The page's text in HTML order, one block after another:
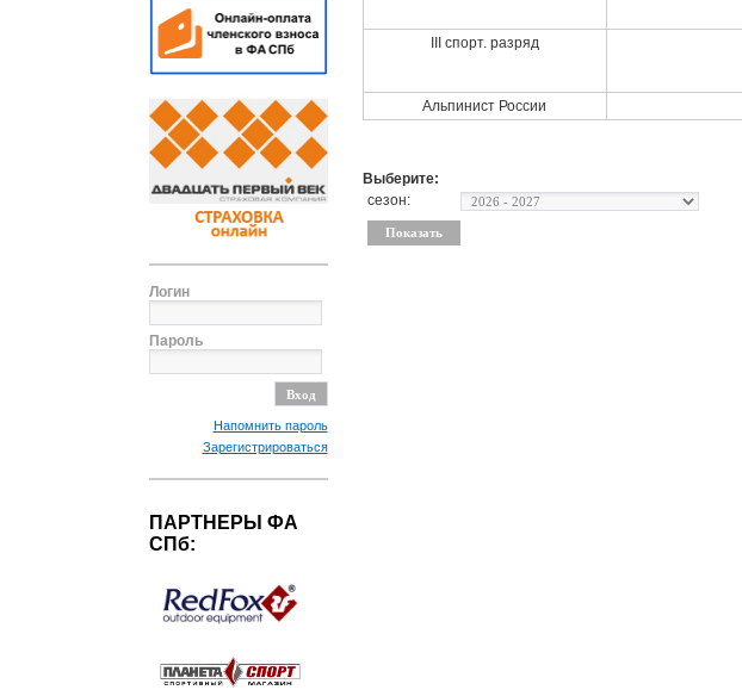
Логин
Пароль
Напомнить пароль
Зарегистрироваться
ПАРТНЕРЫ ФА
СПб:
III спорт. разряд
Альпинист России
Выберите:
сезон: